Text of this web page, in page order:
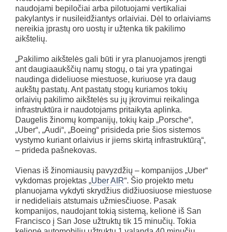
naudojami bepiločiai arba pilotuojami vertikaliai
pakylantys ir nusileidžiantys orlaiviai. Dėl to orlaiviams
nereikia įprastų oro uostų ir užtenka tik pakilimo
aikštelių.
„Pakilimo aikštelės gali būti ir yra planuojamos įrengti
ant daugiaaukščių namų stogų, o tai yra ypatingai
naudinga dideliuose miestuose, kuriuose yra daug
aukštų pastatų. Ant pastatų stogų kuriamos tokių
orlaivių pakilimo aikštelės su jų įkrovimui reikalinga
infrastruktūra ir naudotojams pritaikyta aplinka.
Daugelis žinomų kompanijų, tokių kaip „Porsche“,
„Uber“, „Audi“, „Boeing“ prisideda prie šios sistemos
vystymo kuriant orlaivius ir jiems skirtą infrastruktūrą“,
– prideda pašnekovas.
Vienas iš žinomiausių pavyzdžių – kompanijos „Uber“
vykdomas projektas „Uber AIR“. Šio projekto metu
planuojama vykdyti skrydžius didžiuosiuose miestuose
ir nedideliais atstumais užmiesčiuose. Pasak
kompanijos, naudojant tokią sistemą, kelionė iš San
Francisco į San Jose užtruktų tik 15 minučių. Tokia